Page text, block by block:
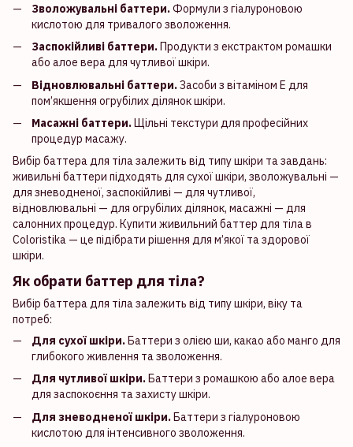
Зволожувальні баттери.Формули з гіалуроновою
кислотою для тривалого зволоження.
Заспокійливі баттери.Продукти з екстрактом ромашки
або алое вера для чутливої шкіри.
Відновлювальні баттери.Засоби з вітаміном Е для
пом’якшення огрубілих ділянок шкіри.
Масажні баттери.Щільні текстури для професійних
процедур масажу.
Вибір баттера для тіла залежить від типу шкіри та завдань:
живильні баттери підходять для сухої шкіри, зволожувальні —
для зневодненої, заспокійливі — для чутливої,
відновлювальні — для огрубілих ділянок, масажні — для
салонних процедур. Купити живильний баттер для тіла в
Coloristika — це підібрати рішення для м’якої та здорової
шкіри.
Як обрати баттер для тіла?
Вибір баттера для тіла залежить від типу шкіри, віку та
потреб:
Для сухої шкіри.Баттери з олією ши, какао або манго для
глибокого живлення та зволоження.
Для чутливої шкіри. Баттери з ромашкою або алое вера
для заспокоєння та захисту шкіри.
Для зневодненої шкіри.Баттери з гіалуроновою
кислотою для інтенсивного зволоження.